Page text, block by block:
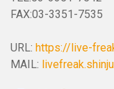
FAX:03-3351-7535
URL: https://live-
MAIL: